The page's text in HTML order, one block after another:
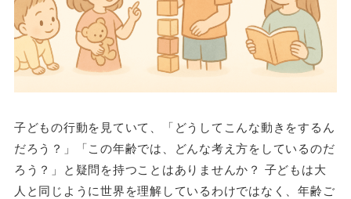
子どもの行動を見ていて、「どうしてこんな動きをするん
だろう？」「この年齢では、どんな考え方をしているのだ
ろう？」と疑問を持つことはありませんか？ 子どもは大
人と同じように世界を理解しているわけではなく、年齢ご